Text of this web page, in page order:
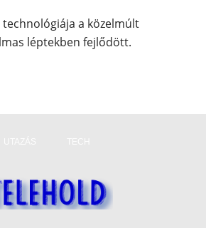
a közelmúlt
léptekben fejlődött.